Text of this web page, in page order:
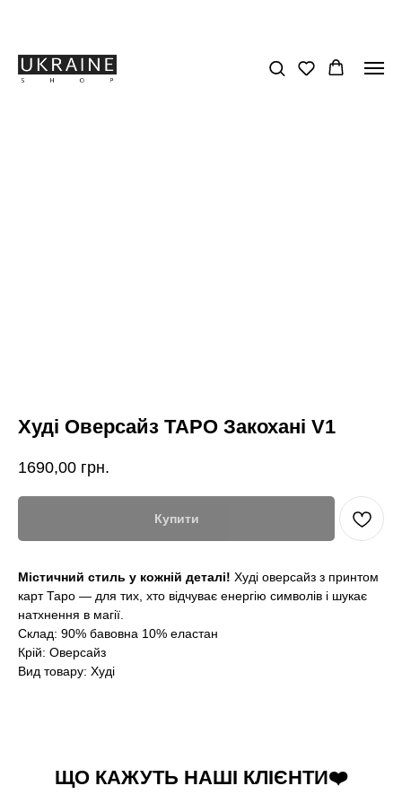
Худі Оверсайз ТАРО Закохані V1
1690,00 грн.
Купити
Містичний стиль у кожній деталі! Худі оверсайз з принтом
карт Таро — для тих, хто відчуває енергію символів і шукає
натхнення в магії.
Склад: 90% бавовна 10% еластан
Крій: Оверсайз
Вид товару: Худі
ЩО КАЖУТЬ НАШІ КЛІЄНТИ❤️